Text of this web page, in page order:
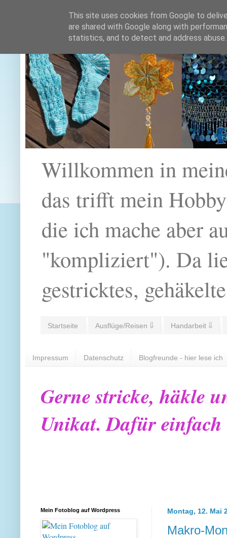
Willkommen in
das trifft mein
die ich mache aber
"kompliziert"). Da
gestricktes,
Startseite Ausflüge/Reisen ⇓ Handarbeit ⇓
Impressum Datenschutz Blogfreunde - hier lese ich
Gerne stricke, häkle
Unikat. Dafür
Montag, 12. Mai
Makro-
Mein Fotoblog auf Wordpress
This site uses cookies from Google to
are shared with Google along with
statistics, and to detect and address abuse.